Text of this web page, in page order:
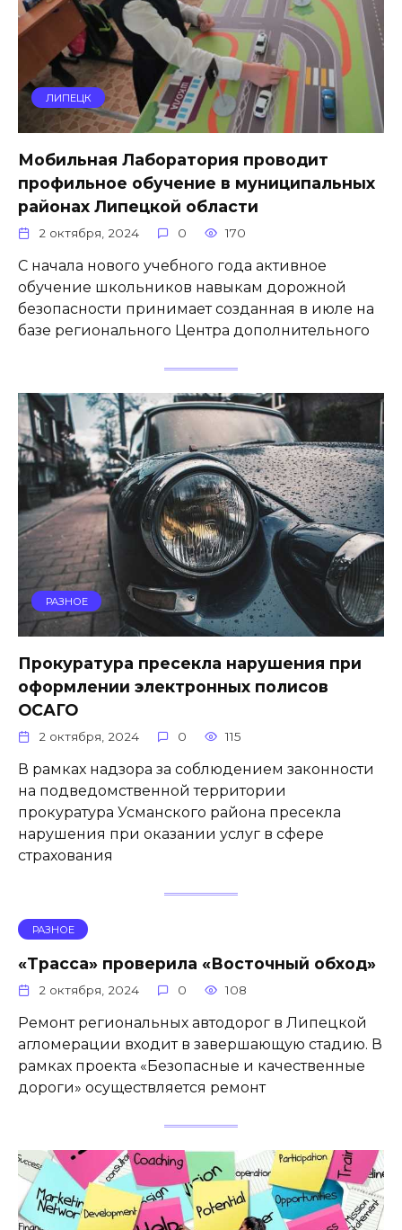
ЛИПЕЦК
Мобильная Лаборатория проводит
профильное обучение в муниципальных
районах Липецкой области
2 октября, 2024 0 170
С начала нового учебного года активное
обучение школьников навыкам дорожной
безопасности принимает созданная в июле на
базе регионального Центра дополнительного
РАЗНОЕ
Прокуратура пресекла нарушения при
оформлении электронных полисов
ОСАГО
2 октября, 2024 0 115
В рамках надзора за соблюдением законности
на подведомственной территории
прокуратура Усманского района пресекла
нарушения при оказании услуг в сфере
страхования
РАЗНОЕ
«Трасса» проверила «Восточный обход»
2 октября, 2024 0 108
Ремонт региональных автодорог в Липецкой
агломерации входит в завершающую стадию. В
рамках проекта «Безопасные и качественные
дороги» осуществляется ремонт